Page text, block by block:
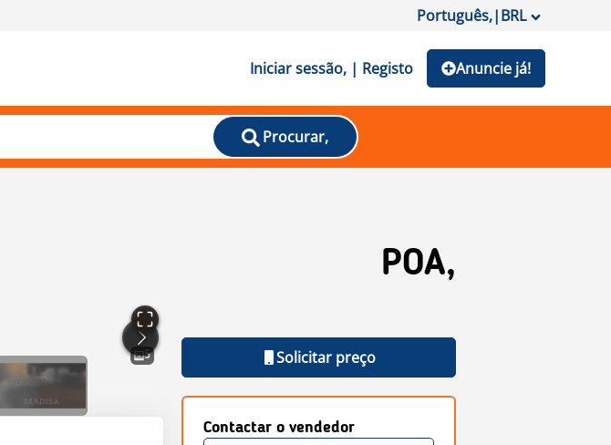
Português,|BRL
Iniciar sessão, | Registo Anuncie já!
Procurar,
POA,
5 Solicitar preço
Contactar o vendedor